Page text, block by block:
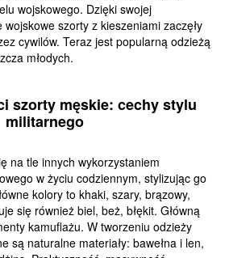
wojskowego. Dzięki swojej
szorty z kieszeniami zaczęły
cywilów. Teraz jest popularną odzieżą
młodych.
szorty męskie: cechy stylu
militarnego
na tle innych wykorzystaniem
w życiu codziennym, stylizując go
kolory to khaki, szary, brązowy,
się również biel, beż, błękit. Główną
kamuflażu. W tworzeniu odzieży
są naturalne materiały: bawełna i len,